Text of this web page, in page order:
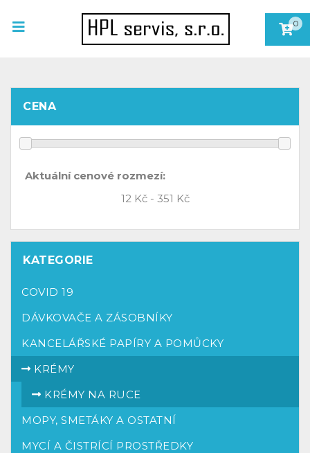
0
CENA
Aktuální cenové rozmezí:
KATEGORIE
COVID 19
DÁVKOVAČE A ZÁSOBNÍKY
KANCELÁŘSKÉ PAPÍRY A POMŮCKY
KRÉMY
KRÉMY NA RUCE
MOPY, SMETÁKY A OSTATNÍ
MYCÍ A ČISTRÍCÍ PROSTŘEDKY